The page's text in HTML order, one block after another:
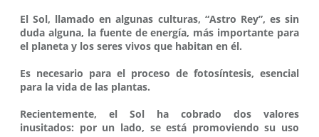
El Sol, llamado en algunas culturas, “Astro Rey”, es sin
duda alguna, la fuente de energía, más importante para
el planeta y los seres vivos que habitan en él.
Es necesario para el proceso de fotosíntesis, esencial
para la vida de las plantas.
Recientemente, el Sol ha cobrado dos valores
inusitados: por un lado, se está promoviendo su uso